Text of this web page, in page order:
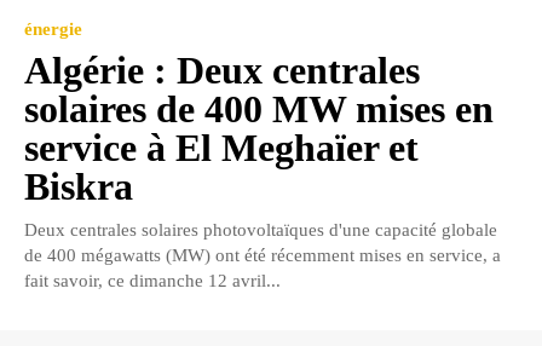
énergie
Algérie : Deux centrales
solaires de 400 MW mises en
service à El Meghaïer et
Biskra
Deux centrales solaires photovoltaïques d'une capacité globale
de 400 mégawatts (MW) ont été récemment mises en service, a
fait savoir, ce dimanche 12 avril...